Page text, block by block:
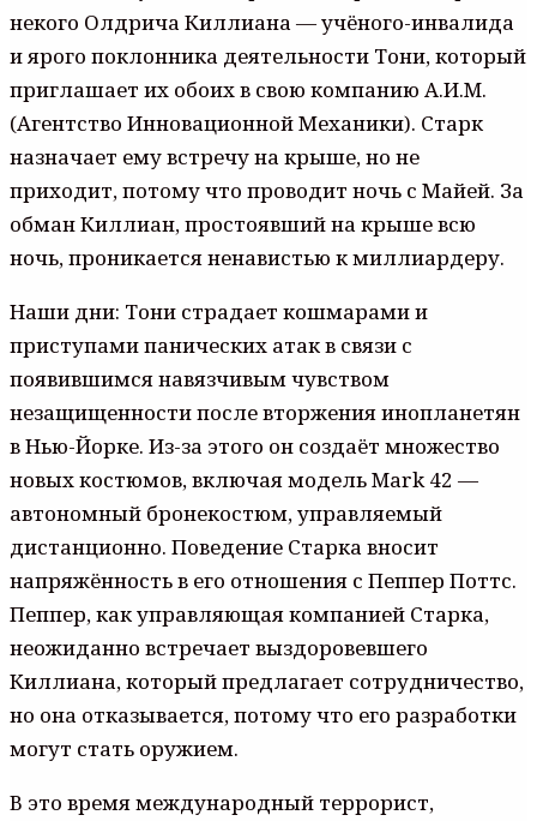
некого Олдрича Киллиана — учёного-инвалида
и ярого поклонника деятельности Тони, который
приглашает их обоих в свою компанию А.И.M.
(Агентство Инновационной Механики). Старк
назначает ему встречу на крыше, но не
приходит, потому что проводит ночь с Майей. За
обман Киллиан, простоявший на крыше всю
ночь, проникается ненавистью к миллиардеру.
Наши дни: Тони страдает кошмарами и
приступами панических атак в связи с
появившимся навязчивым чувством
незащищенности после вторжения инопланетян
в Нью-Йорке. Из-за этого он создаёт множество
новых костюмов, включая модель Mark 42 —
автономный бронекостюм, управляемый
дистанционно. Поведение Старка вносит
напряжённость в его отношения с Пеппер Поттс.
Пеппер, как управляющая компанией Старка,
неожиданно встречает выздоровевшего
Киллиана, который предлагает сотрудничество,
но она отказывается, потому что его разработки
могут стать оружием.
В это время международный террорист,